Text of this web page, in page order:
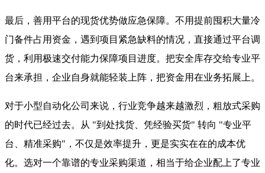
最后，善用平台的现货优势做应急保障。不用提前囤积大量冷
门备件占用资金，遇到项目紧急缺料的情况，直接通过平台调
货，利用极速交付能力保障项目进度。把安全库存交给专业平
台来承担，企业自身就能轻装上阵，把资金用在业务拓展上。
对于小型自动化公司来说，行业竞争越来越激烈，粗放式采购
的时代已经过去。从 "到处找货、凭经验买货" 转向 "专业平
台、精准采购"，不仅是效率提升，更是实实在在的成本优
化。选对一个靠谱的专业采购渠道，相当于给企业配上了专业